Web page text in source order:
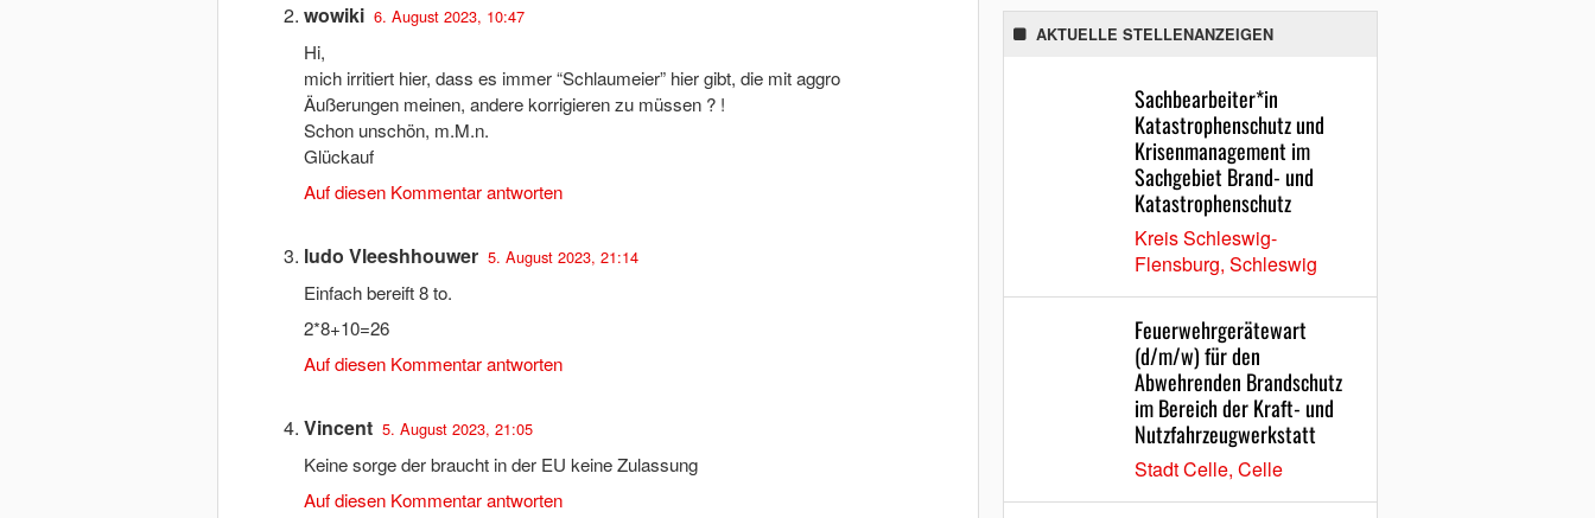
wowiki 6. August 2023, 10:47
Hi,
mich irritiert hier, dass es immer “Schlaumeier” hier gibt, die mit aggro
Äußerungen meinen, andere korrigieren zu müssen ? !
Schon unschön, m.M.n.
Glückauf
Auf diesen Kommentar antworten
ludo Vleeshhouwer 5. August 2023, 21:14
Einfach bereift 8 to.
2*8+10=26
Auf diesen Kommentar antworten
Vincent 5. August 2023, 21:05
Keine sorge der braucht in der EU keine Zulassung
Auf diesen Kommentar antworten
AKTUELLE STELLENANZEIGEN
Sachbearbeiter*in
Katastrophenschutz und
Krisenmanagement im
Sachgebiet Brand- und
Katastrophenschutz
Kreis Schleswig-
Flensburg, Schleswig
Feuerwehrgerätewart
(d/m/w) für den
Abwehrenden Brandschutz
im Bereich der Kraft- und
Nutzfahrzeugwerkstatt
Stadt Celle, Celle